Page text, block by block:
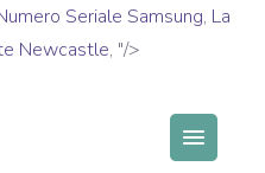
Seriale Samsung, La
Newcastle, "/>